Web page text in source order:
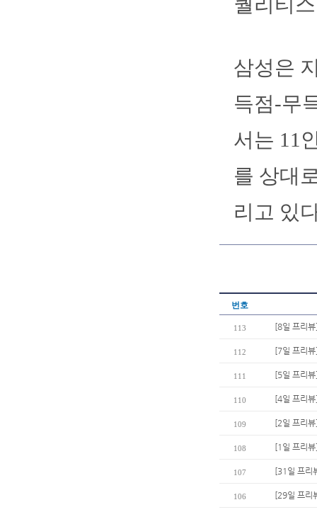
삼성은
득점-무
서는 11
를 상대
리고 있
번호
113 [8일 프리
112 [7일 프리
111 [5일 프리
110 [4일 프리
109 [2일 프리
108 [1일 프리
107 [31일 프리
106 [29일 프리